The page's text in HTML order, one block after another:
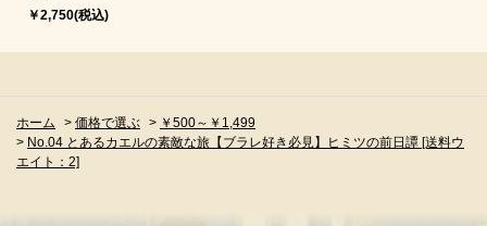
￥2,750(税込)
ホーム > 価格で選ぶ > ￥500～￥1,499
> No.04 とあるカエルの素敵な旅【ブラレ好き必見】ヒミツの前日譚 [送料ウ
エイト：2]